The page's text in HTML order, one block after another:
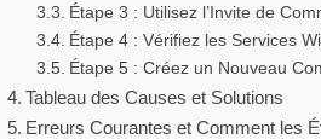
Étape 3 : Utilisez l’Invite de
Étape 4 : Vérifiez les Services
Étape 5 : Créez un Nouveau
Tableau des Causes et Solutions
Erreurs Courantes et Comment les